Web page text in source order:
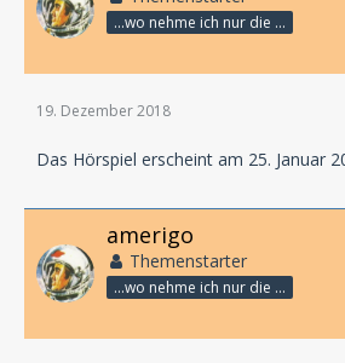
...wo nehme ich nur die Zeit her, so vieles nicht zu hören?
19. Dezember 2018
Das Hörspiel erscheint am 25. Januar
amerigo
Themenstarter
...wo nehme ich nur die Zeit her, so vieles nicht zu hören?